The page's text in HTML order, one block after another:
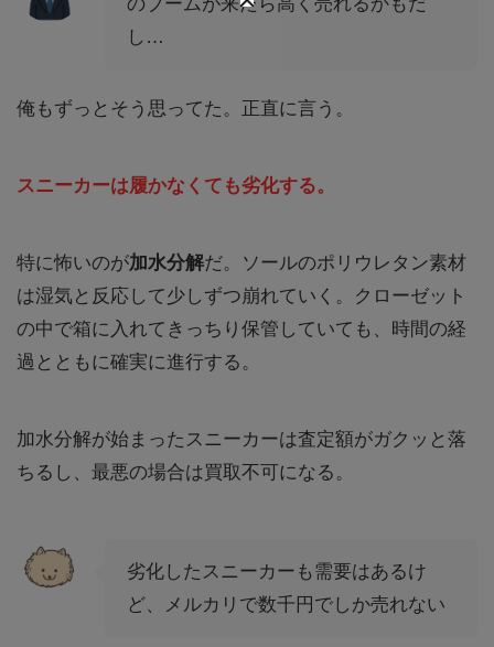
し…
俺もずっとそう思ってた。正直に言う。
スニーカーは履かなくても劣化する。
特に怖いのが加水分解だ。ソールのポリウレタン素材
は湿気と反応して少しずつ崩れていく。クローゼット
の中で箱に入れてきっちり保管していても、時間の経
過とともに確実に進行する。
加水分解が始まったスニーカーは査定額がガクッと落
ちるし、最悪の場合は買取不可になる。
劣化したスニーカーも需要はあるけ
ど、メルカリで数千円でしか売れない